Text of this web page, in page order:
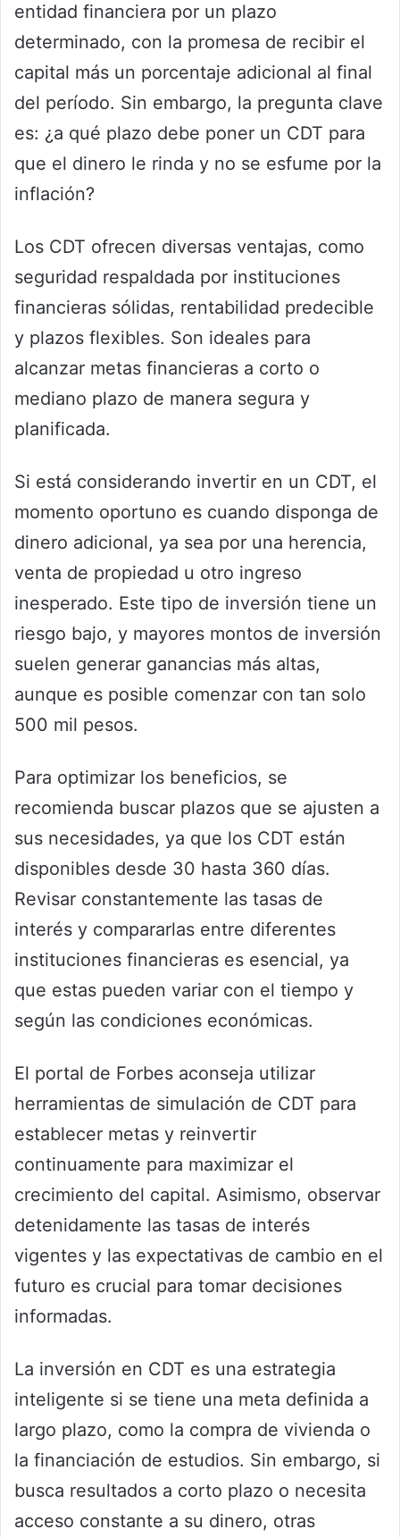
entidad financiera por un plazo
determinado, con la promesa de recibir el
capital más un porcentaje adicional al final
del período. Sin embargo, la pregunta clave
es: ¿a qué plazo debe poner un CDT para
que el dinero le rinda y no se esfume por la
inflación?
Los CDT ofrecen diversas ventajas, como
seguridad respaldada por instituciones
financieras sólidas, rentabilidad predecible
y plazos flexibles. Son ideales para
alcanzar metas financieras a corto o
mediano plazo de manera segura y
planificada.
Si está considerando invertir en un CDT, el
momento oportuno es cuando disponga de
dinero adicional, ya sea por una herencia,
venta de propiedad u otro ingreso
inesperado. Este tipo de inversión tiene un
riesgo bajo, y mayores montos de inversión
suelen generar ganancias más altas,
aunque es posible comenzar con tan solo
500 mil pesos.
Para optimizar los beneficios, se
recomienda buscar plazos que se ajusten a
sus necesidades, ya que los CDT están
disponibles desde 30 hasta 360 días.
Revisar constantemente las tasas de
interés y compararlas entre diferentes
instituciones financieras es esencial, ya
que estas pueden variar con el tiempo y
según las condiciones económicas.
El portal de Forbes aconseja utilizar
herramientas de simulación de CDT para
establecer metas y reinvertir
continuamente para maximizar el
crecimiento del capital. Asimismo, observar
detenidamente las tasas de interés
vigentes y las expectativas de cambio en el
futuro es crucial para tomar decisiones
informadas.
La inversión en CDT es una estrategia
inteligente si se tiene una meta definida a
largo plazo, como la compra de vivienda o
la financiación de estudios. Sin embargo, si
busca resultados a corto plazo o necesita
acceso constante a su dinero, otras